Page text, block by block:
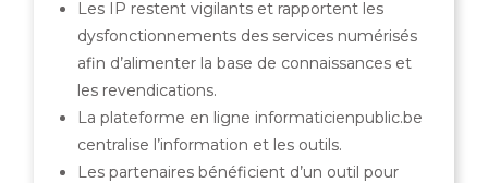
Les IP restent vigilants et rapportent les
dysfonctionnements des services numérisés
afin d’alimenter la base de connaissances et
les revendications.
La plateforme en ligne informaticienpublic.be
centralise l’information et les outils.
Les partenaires bénéficient d’un outil pour